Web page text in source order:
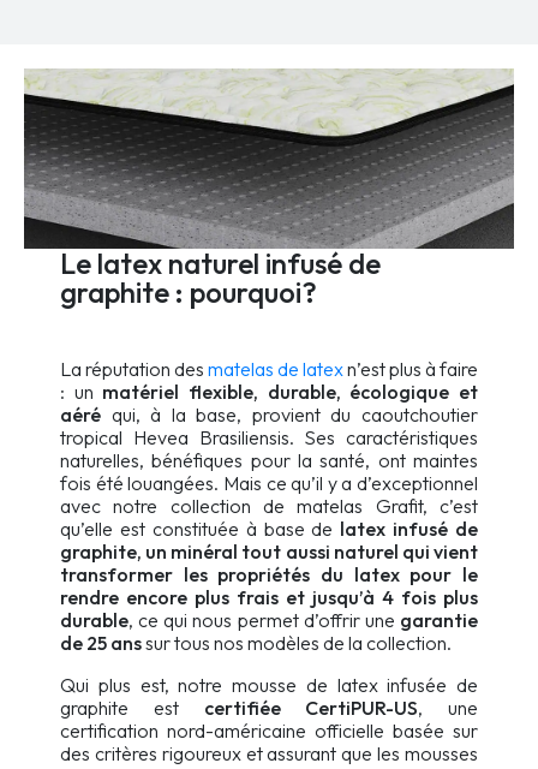
Le latex naturel infusé de
graphite : pourquoi?
La réputation des matelas de latexn’est plus à faire
: un matériel flexible, durable, écologique et
aéré qui, à la base, provient du caoutchoutier
tropical Hevea Brasiliensis. Ses caractéristiques
naturelles, bénéfiques pour la santé, ont maintes
fois été louangées. Mais ce qu’il y a d’exceptionnel
avec notre collection de matelas Grafit, c’est
qu’elle est constituée à base de latex infusé de
graphite, un minéral tout aussi naturel qui vient
transformer les propriétés du latex pour le
rendre encore plus frais et jusqu’à 4 fois plus
durable, ce qui nous permet d’offrir une garantie
de 25 anssur tous nos modèles de la collection.
Qui plus est, notre mousse de latex infusée de
graphite est certifiée CertiPUR-US, une
certification nord-américaine officielle basée sur
des critères rigoureux et assurant que les mousses